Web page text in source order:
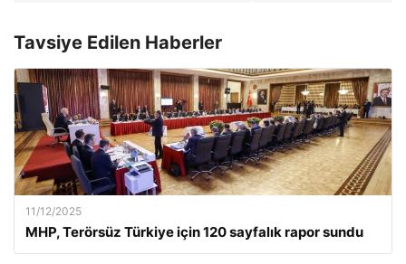
Tavsiye Edilen Haberler
11/12/2025
MHP, Terörsüz Türkiye için 120 sayfalık rapor sundu